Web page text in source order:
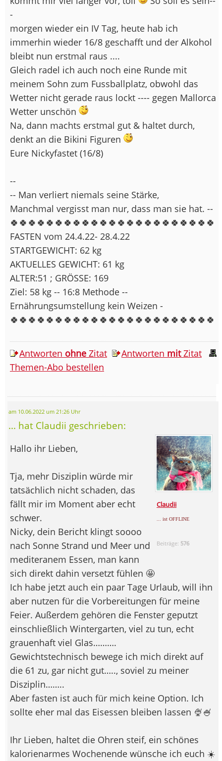
-
morgen wieder ein IV Tag, heute hab ich
immerhin wieder 16/8 geschafft und der Alkohol
bleibt nun erstmal raus ....
Gleich radel ich auch noch eine Runde mit
meinem Sohn zum Fussballplatz, obwohl das
Wetter nicht gerade raus lockt ---- gegen Mallorca
Wetter unschön
Na, dann machts erstmal gut & haltet durch,
denkt an die Bikini Figuren
Eure Nickyfastet (16/8)
--
-- Man verliert niemals seine Stärke,
Manchmal vergisst man nur, dass man sie hat. --
🍀🍀🍀🍀🍀🍀🍀🍀🍀🍀🍀🍀🍀🍀🍀🍀🍀🍀🍀🍀🍀🍀🍀
FASTEN vom 24.4.22- 28.4.22
STARTGEWICHT: 62 kg
AKTUELLES GEWICHT: 61 kg
ALTER:51 ; GRÖSSE: 169
Ziel: 58 kg -- 16:8 Methode --
Ernährungsumstellung kein Weizen -
🍀🍀🍀🍀🍀🍀🍀🍀🍀🍀🍀🍀🍀🍀🍀🍀🍀🍀🍀🍀🍀🍀🍀
Antworten ohne Zitat Antworten mitZitat
Themen-Abo bestellen
am 10.06.2022 um 21:26 Uhr
... hat Claudii geschrieben:
Claudii
... ist OFFLINE
Beiträge: 576
Hallo ihr Lieben,
Tja, mehr Disziplin würde mir
tatsächlich nicht schaden, das
fällt mir im Moment aber echt
schwer.
Nicky, dein Bericht klingt soooo
nach Sonne Strand und Meer und
mediteranem Essen, man kann
sich direkt dahin versetzt fühlen 🤩
Ich habe jetzt auch ein paar Tage Urlaub, will ihn
aber nutzen für die Vorbereitungen für meine
Feier. Außerdem gehören die Fenster geputzt
einschließlich Wintergarten, viel zu tun, echt
grauenhaft viel Glas……….
Gewichtstechnisch bewege ich mich direkt auf
die 61 zu, gar nicht gut….., soviel zu meiner
Disziplin……..
Aber fasten ist auch für mich keine Option. Ich
sollte eher mal das Eisessen bleiben lassen 🍨🍧
Ihr Lieben, haltet die Ohren steif, ein schönes
kalorienarmes Wochenende wünsche ich euch ☀️